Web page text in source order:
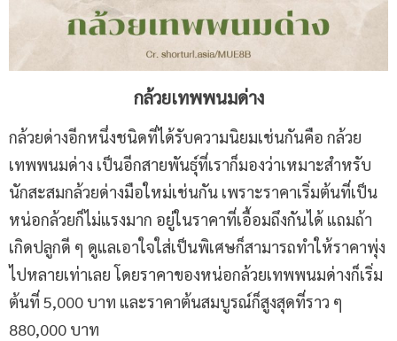
กล้วยเทพพนมด่าง
กล้วยด่างอีกหนึ่งชนิดที่ได้รับความนิยมเช่นกันคือ กล้วย
เทพพนมด่าง เป็นอีกสายพันธุ์ที่เราก็มองว่าเหมาะสำหรับ
นักสะสมกล้วยด่างมือใหม่เช่นกัน เพราะราคาเริ่มต้นที่เป็น
หน่อกล้วยก็ไม่แรงมาก อยู่ในราคาที่เอื้อมถึงกันได้ แถมถ้า
เกิดปลูกดี ๆ ดูแลเอาใจใส่เป็นพิเศษก็สามารถทำให้ราคาพุ่ง
ไปหลายเท่าเลย โดยราคาของหน่อกล้วยเทพพนมด่างก็เริ่ม
ต้นที่ 5,000 บาท และราคาต้นสมบูรณ์ก็สูงสุดที่ราว ๆ
880,000 บาท